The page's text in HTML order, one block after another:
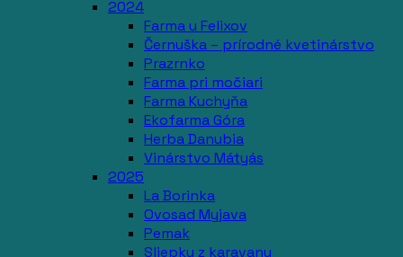
2024
Farma u Felixov
Černuška – prírodné kvetinárstvo
Prazrnko
Farma pri močiari
Farma Kuchyňa
Ekofarma Góra
Herba Danubia
Vinárstvo Mátyás
2025
La Borinka
Ovosad Myjava
Pemak
Sliepky z karavanu